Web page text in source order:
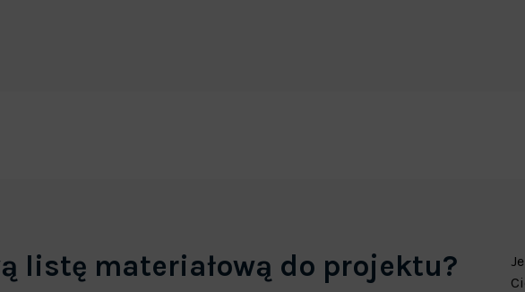
listę materiałową do projektu?